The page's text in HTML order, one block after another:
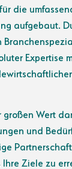
die
aufgebaut.
Expertise
Wert
und
Ziele zu